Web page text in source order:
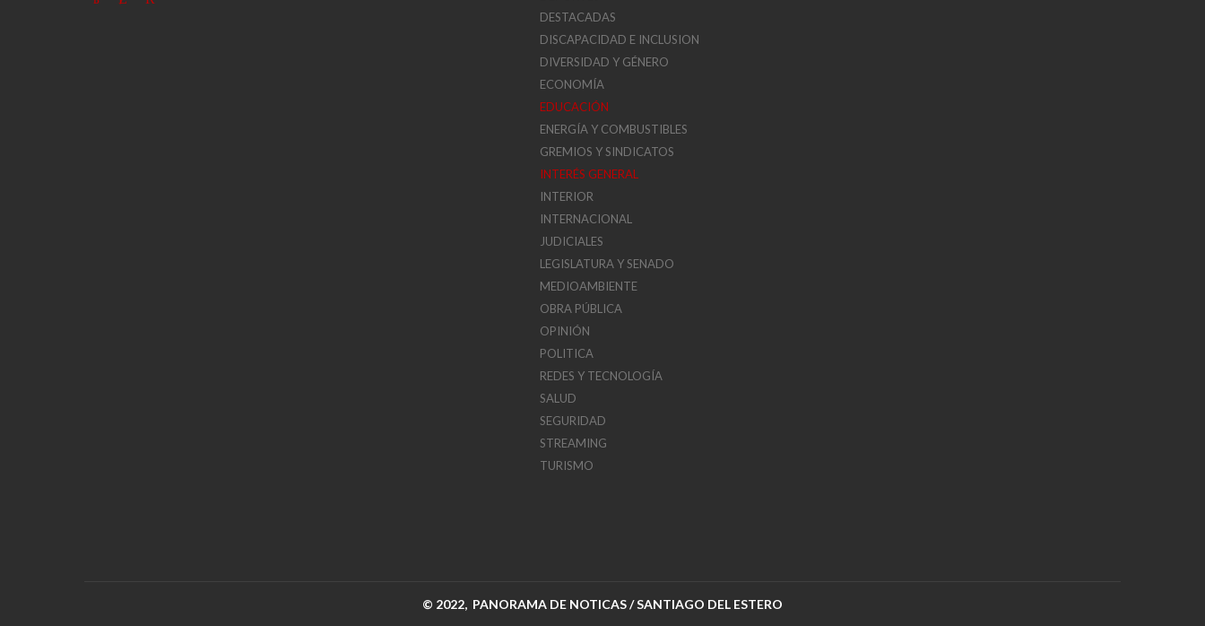
DESTACADAS
DISCAPACIDAD E INCLUSION
DIVERSIDAD Y GÉNERO
ECONOMÍA
EDUCACIÓN
ENERGÍA Y COMBUSTIBLES
GREMIOS Y SINDICATOS
INTERÉS GENERAL
INTERIOR
INTERNACIONAL
JUDICIALES
LEGISLATURA Y SENADO
MEDIOAMBIENTE
OBRA PÚBLICA
OPINIÓN
POLITICA
REDES Y TECNOLOGÍA
SALUD
SEGURIDAD
STREAMING
TURISMO
© 2022, PANORAMA DE NOTICAS / SANTIAGO DEL ESTERO